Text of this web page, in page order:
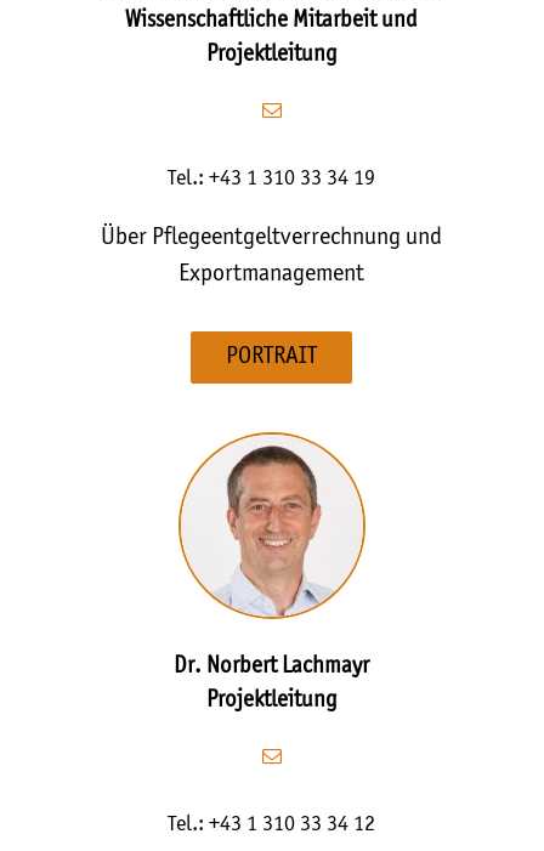
Wissenschaftliche Mitarbeit und
Projektleitung
Tel.: +43 1 310 33 34 19
Über Pflegeentgeltverrechnung und
Exportmanagement
PORTRAIT
Dr. Norbert Lachmayr
Projektleitung
Tel.: +43 1 310 33 34 12